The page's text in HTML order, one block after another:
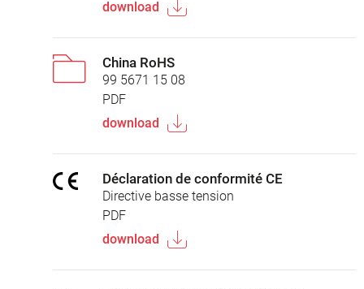
download
China RoHS
99 5671 15 08
PDF
download
Déclaration de conformité CE
Directive basse tension
PDF
download